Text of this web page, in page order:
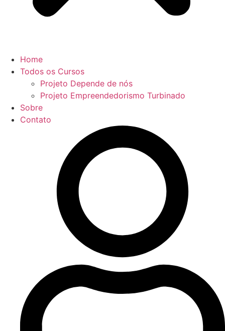
Home
Todos os Cursos
Projeto Depende de nós
Projeto Empreendedorismo Turbinado
Sobre
Contato